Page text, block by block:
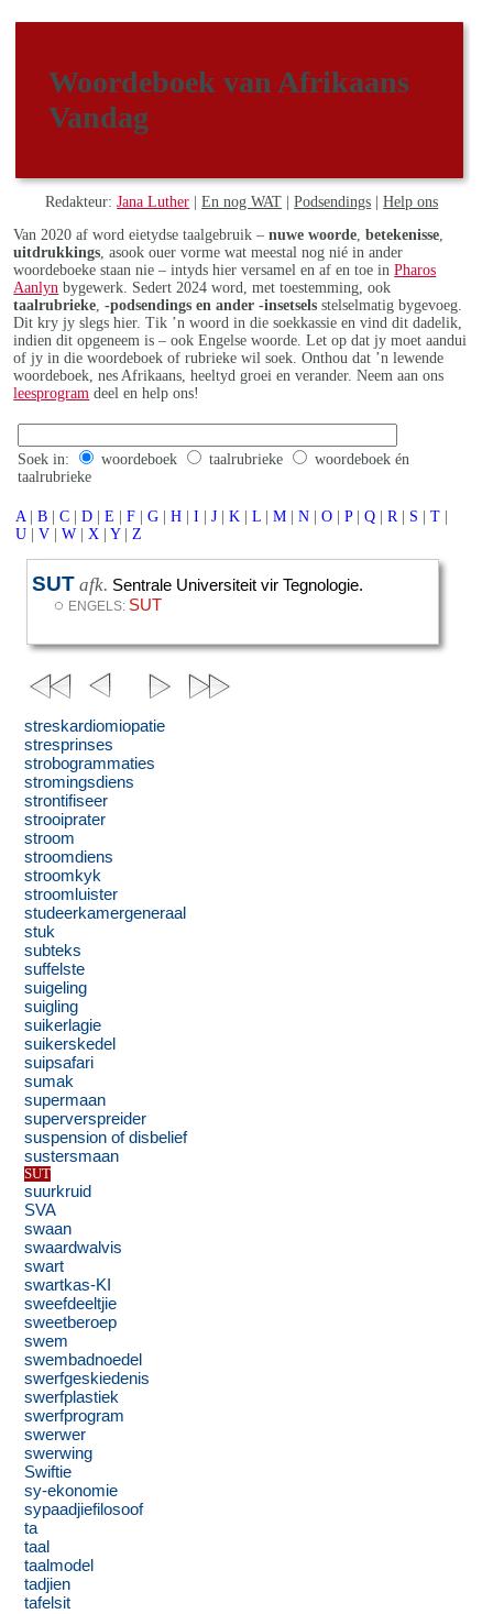
Woordeboek van Afrikaans
Vandag
Redakteur:Jana Luther |En nog WAT |Podsendings |Help ons
Van 2020 af word eietydse taalgebruik –nuwe woorde ,betekenisse
uitdrukkings , asook ouer vorme wat meestal nog nié in ander
woordeboeke staan nie – intyds hier versamel en af en toe inPharos
Aanlyn bygewerk. Sedert 2024 word, met toestemming, ook
taalrubrieke ,-podsendings en ander -insetsels stelselmatig bygevoeg.
Dit kry jy slegs hier. Tik ’n woord in die soekkassie en vind dit dadelik,
indien dit opgeneem is – ook Engelse woorde. Let op dat jy moet aandui
of jy in die woordeboek of rubrieke wil soek. Onthou dat ’n lewende
woordeboek, nes Afrikaans, heeltyd groei en verander. Neem aan ons
leesprogram deel en help ons!
Soek in: woordeboek taalrubrieke
woordeboek én
taalrubrieke
A | B | C | D | E | F | G | H | I | J | K | L | M | N | O | P | Q | R | S | T |
U | V | W | X | Y | Z
SUT afk. Sentrale Universiteit vir Tegnologie.
◌ ENGELS: SUT
streskardiomiopatie
stresprinses
strobogrammaties
stromingsdiens
strontifiseer
strooiprater
stroom
stroomdiens
stroomkyk
stroomluister
studeerkamergeneraal
stuk
subteks
suffelste
suigeling
suigling
suikerlagie
suikerskedel
suipsafari
sumak
supermaan
superverspreider
suspension of disbelief
sustersmaan
SUT
suurkruid
SVA
swaan
swaardwalvis
swart
swartkas-KI
sweefdeeltjie
sweetberoep
swem
swembadnoedel
swerfgeskiedenis
swerfplastiek
swerfprogram
swerwer
swerwing
Swiftie
sy-ekonomie
sypaadjiefilosoof
ta
taal
taalmodel
tadjien
tafelsit